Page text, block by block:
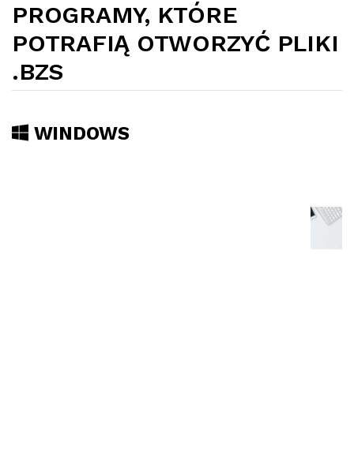
PROGRAMY, KTÓRE
POTRAFIĄ OTWORZYĆ PLIKI
.BZS
WINDOWS